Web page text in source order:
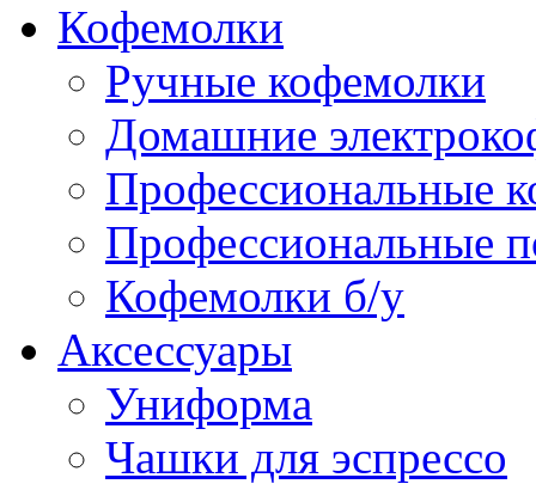
Кофемолки
Ручные кофемолки
Домашние
Профессиональные
Профессиональные
Кофемолки б/у
Аксессуары
Униформа
Чашки для эспрессо